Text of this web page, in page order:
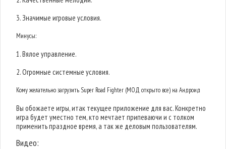
3. Значимые игровые условия.
Минусы:
1. Вялое управление.
2. Огромные системные условия.
Кому желательно загрузить Super Road Fighter (МОД открыто все) на Андроид
Вы обожаете игры, итак текущее приложение для вас. Конкретно
игра будет уместно тем, кто мечтает припеваючи и с толком
применить праздное время, а так же деловым пользователям.
Видео: